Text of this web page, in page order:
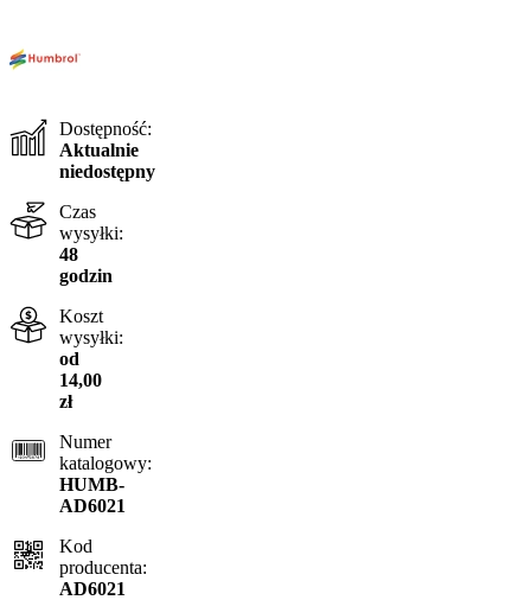
Dostępność:
Aktualnie
niedostępny
Czas
wysyłki:
48
godzin
Koszt
wysyłki:
od
14,00
zł
Numer
katalogowy:
HUMB-
AD6021
Kod
producenta:
AD6021